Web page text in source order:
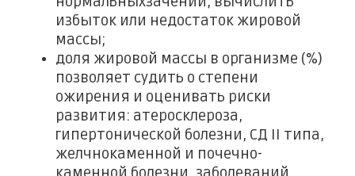
избыток или недостаток жировой
массы;
доля жировой массы в организме (%)
позволяет судить о степени
ожирения и оценивать риски
развития: атеросклероза,
гипертонической болезни, СД II типа,
желчнокаменной и почечно-